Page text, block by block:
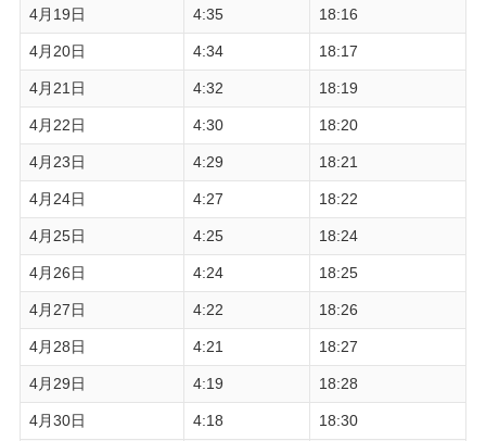
4月19日 4:35 18:16
4月20日 4:34 18:17
4月21日 4:32 18:19
4月22日 4:30 18:20
4月23日 4:29 18:21
4月24日 4:27 18:22
4月25日 4:25 18:24
4月26日 4:24 18:25
4月27日 4:22 18:26
4月28日 4:21 18:27
4月29日 4:19 18:28
4月30日 4:18 18:30